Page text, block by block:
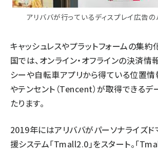
アリババが行っているディスプレイ広告
キャッシュレスやプラットフォームの集
国では、オンライン・オフラインの決済情
シーや自転車アプリから得ている位置情
やテンセント（Tencent）が取得できる
たります。
2019年にはアリババがパーソナライズド
援システム「Tmall2.0」をスタート。「